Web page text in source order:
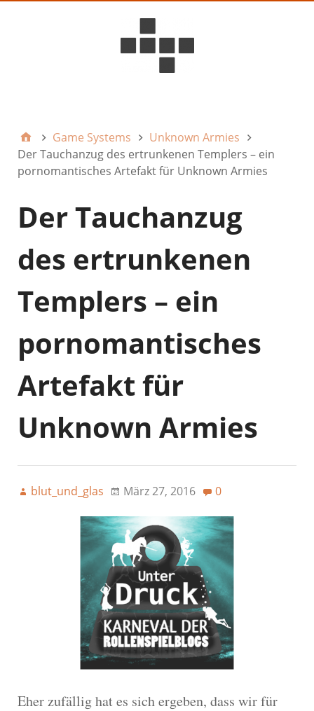
Game Systems
Unknown Armies
Der Tauchanzug des ertrunkenen Templers – ein
pornomantisches Artefakt für Unknown Armies
Der Tauchanzug
des ertrunkenen
Templers – ein
pornomantisches
Artefakt für
Unknown Armies
blut_und_glas März 27, 2016 0
Eher zufällig hat es sich ergeben, dass wir für